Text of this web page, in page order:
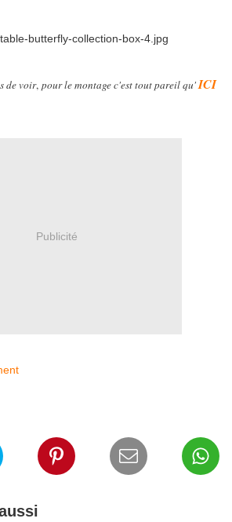
de voir, pour le montage c'est tout pareil qu'ICI
Publicité